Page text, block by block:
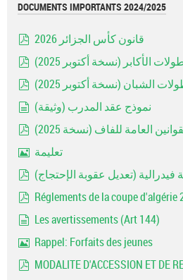
DOCUMENTS IMPORTANTS 2024/2025
قانون كأس الجزائر 2026
الأكابر (نسخة أكتوبر 2025)
الشبان (نسخة أكتوبر 2025)
نموذج عقد المدرب (وثيقة)
العامة للفاف (نسخة 2025)
تعليمة
فيدرالية (تعديل عقوبة الإحتجاج)
Réglements de la coupe d'algérie
Les avertissements (Art 144)
Rappel: Forfaits des jeunes
MODALITE D'ACCESSION ET DE